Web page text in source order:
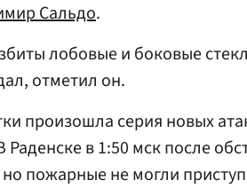
Сальдо.
лобовые и боковые
отметил он.
произошла серия новых
в 1:50 мск после
пожарные не могли